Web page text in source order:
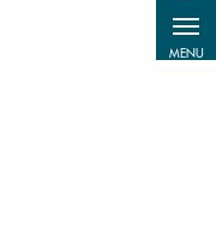
MENU